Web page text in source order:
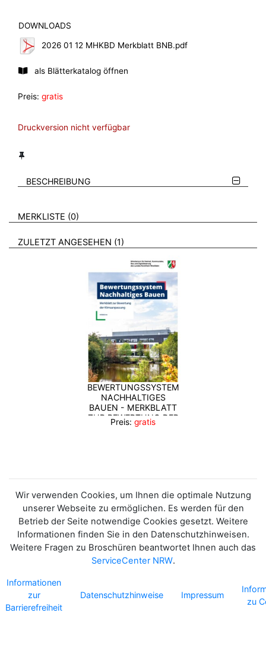
DOWNLOADS
2026 01 12 MHKBD Merkblatt BNB.pdf
als Blätterkatalog öffnen
Preis: gratis
Druckversion nicht verfügbar
BESCHREIBUNG
VERWEISE AUF VERMERKTE- ODER ZULETZT ANGESEHENE
MERKLISTE 0 BROSCHÜREN
ZULETZT ANGESEHEN 1 BROSCHÜREN
BEWERTUNGSSYSTEM
NACHHALTIGES
BAUEN - MERKBLATT
ZUR BEWERTUNG DER
KLIMAANPASSUNG
Preis: gratis
Wir verwenden Cookies, um Ihnen die optimale Nutzung
unserer Webseite zu ermöglichen. Es werden für den
Betrieb der Seite notwendige Cookies gesetzt. Weitere
Informationen finden Sie in den Datenschutzhinweisen.
Weitere Fragen zu Broschüren beantwortet Ihnen auch das
ServiceCenter NRW.
Informationen
zur
Barrierefreiheit
Datenschutzhinweise Impressum
zu